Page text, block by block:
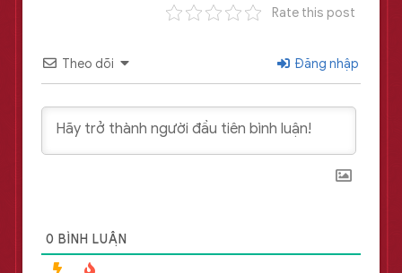
Rate this post
Theo dõi Đăng nhập
0 BÌNH LUẬN